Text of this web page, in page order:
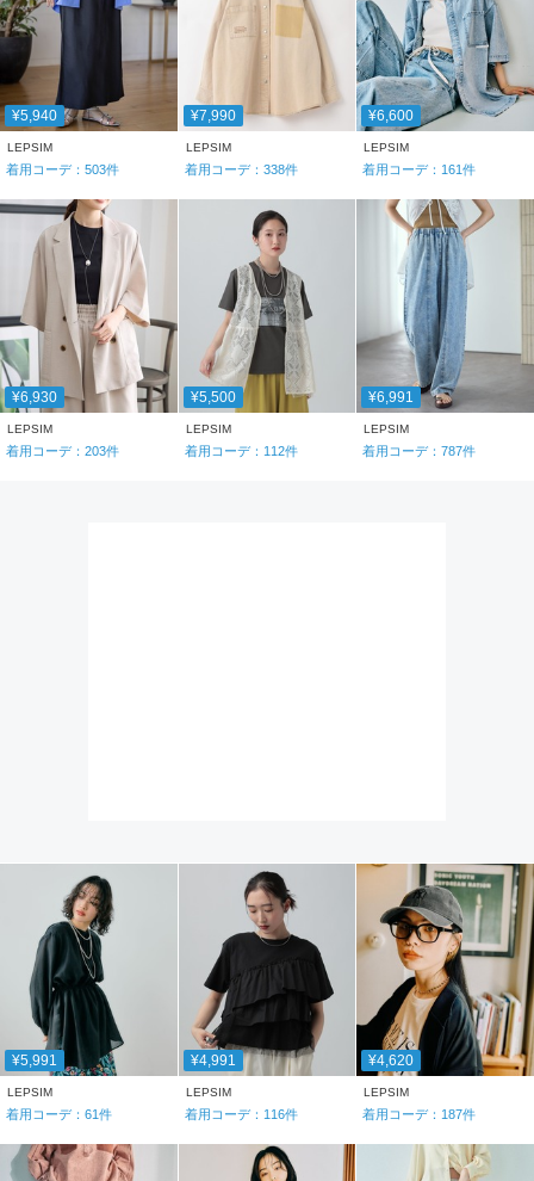
¥5,940
LEPSIM
着用コーデ： 503件
¥7,990
LEPSIM
着用コーデ： 338件
¥6,600
LEPSIM
着用コーデ： 161件
¥6,930
LEPSIM
着用コーデ： 203件
¥5,500
LEPSIM
着用コーデ： 112件
¥6,991
LEPSIM
着用コーデ：787件
¥5,991
LEPSIM
着用コーデ： 61件
¥4,991
LEPSIM
着用コーデ： 116件
¥4,620
LEPSIM
着用コーデ： 187件